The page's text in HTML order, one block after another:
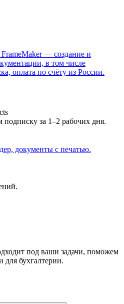
— создание и
в том числе
оплата по счёту из России.
за 1–2 рабочих дня.
документы с печатью.
под ваши задачи, поможем
для бухгалтерии.